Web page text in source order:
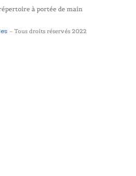
à portée de main
– Tous droits réservés 2022